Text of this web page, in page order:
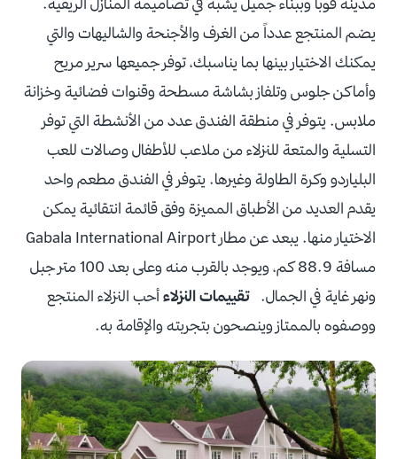
يضم المنتجع عدداً من الغرف والأجنحة والشاليهات والتي
يمكنك الاختيار بينها بما يناسبك، توفر جميعها سرير مريح
وأماكن جلوس وتلفاز بشاشة مسطحة وقنوات فضائية وخزانة
ملابس. يتوفر في منطقة الفندق عدد من الأنشطة التي توفر
التسلية والمتعة للنزلاء من ملاعب للأطفال وصالات للعب
البلياردو وكرة الطاولة وغيرها. يتوفر في الفندق مطعم واحد
يقدم العديد من الأطباق المميزة وفق قائمة انتقائية يمكن
الاختيار منها. يبعد عن مطار Gabala International Airport
مسافة 88.9 كم، ويوجد بالقرب منه وعلى بعد 100 متر جبل
ونهر غاية في الجمال. تقييمات النزلاءأحب النزلاء المنتجع
ووصفوه بالممتاز وينصحون بتجربته والإقامة به.